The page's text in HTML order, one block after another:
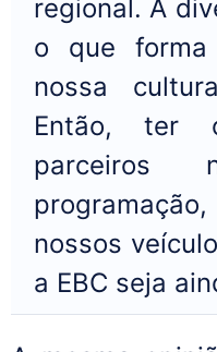
regional. A
o que
nossa
Então, ter
nossos
a EBC seja